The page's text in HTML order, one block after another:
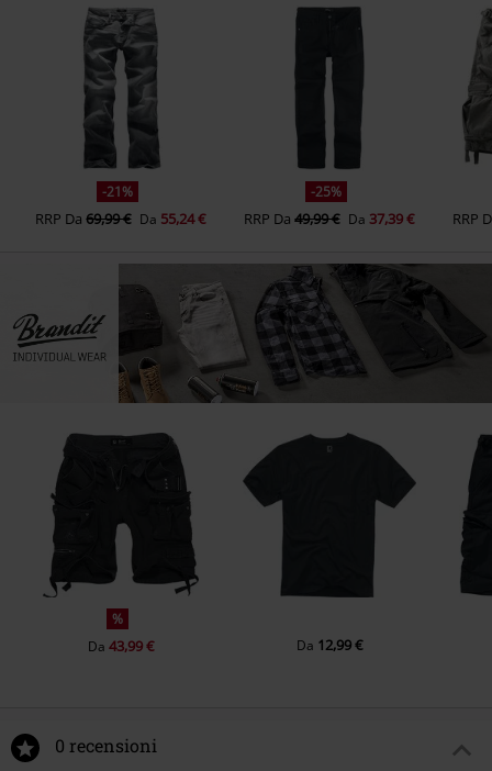
-21%
RRP Da69,99 € Da 55,24 €
-25%
RRP Da49,99 € Da37,39 € RRP
%
Da 43,99 € Da 12,99 €
0 recensioni